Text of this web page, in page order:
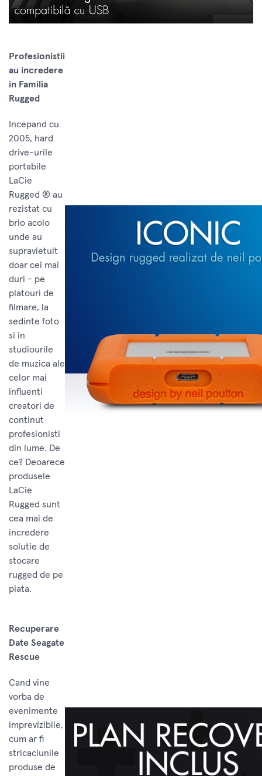
Profesionistii
au incredere
in Familia
Rugged
Incepand cu
2005, hard
drive-urile
portabile
LaCie
Rugged ® au
rezistat cu
brio acolo
unde au
supravietuit
doar cei mai
duri - pe
platouri de
filmare, la
sedinte foto
si in
studiourile
de muzica ale
celor mai
influenti
creatori de
continut
profesionisti
din lume. De
ce? Deoarece
produsele
LaCie
Rugged sunt
cea mai de
incredere
solutie de
stocare
rugged de pe
piata.
Recuperare
Date Seagate
Rescue
Cand vine
vorba de
evenimente
imprevizibile,
cum ar fi
stricaciunile
produse de